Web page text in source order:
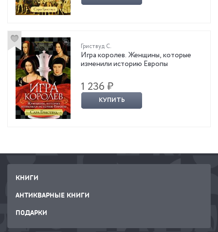
Гриствуд С.
Игра королев. Женщины, которые
изменили историю Европы
1 236 ₽
КУПИТЬ
КНИГИ
АНТИКВАРНЫЕ КНИГИ
ПОДАРКИ